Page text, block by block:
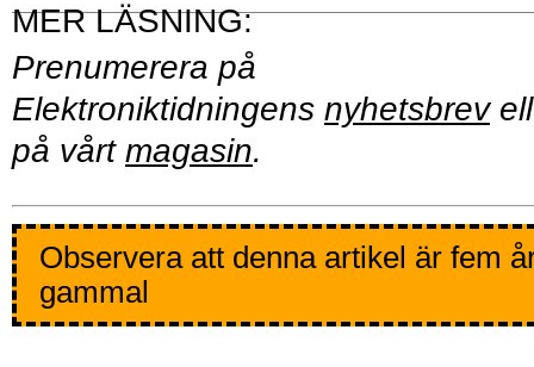
Prenumerera på
Elektroniktidningens nyhetsbrev
på vårt magasin.
Observera att denna artikel är fem
gammal